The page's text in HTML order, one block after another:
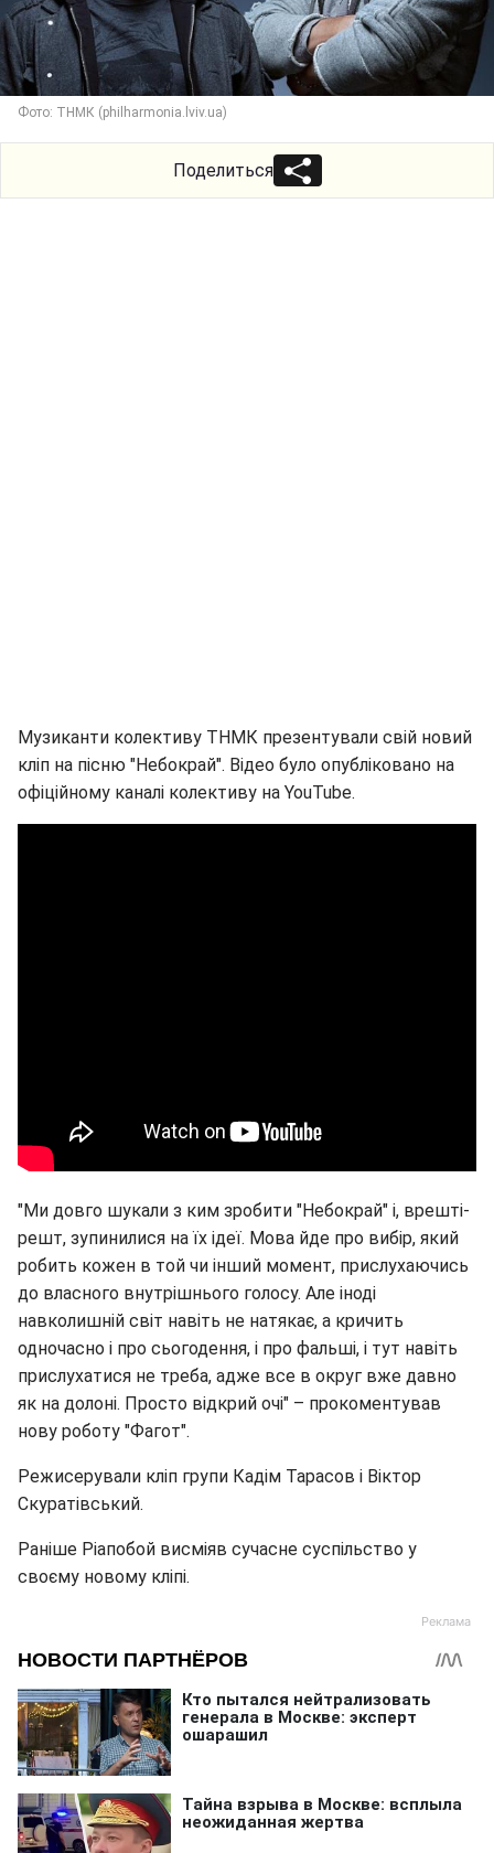
Фото: ТНМК (philharmonia.lviv.ua)
Поделиться
Музиканти колективу ТНМК презентували свій новий
кліп на пісню "Небокрай". Відео було опубліковано на
офіційному каналі колективу на YouTube.
"Ми довго шукали з ким зробити "Небокрай" і, врешті-
решт, зупинилися на їх ідеї. Мова йде про вибір, який
робить кожен в той чи інший момент, прислухаючись
до власного внутрішнього голосу. Але іноді
навколишній світ навіть не натякає, а кричить
одночасно і про сьогодення, і про фальші, і тут навіть
прислухатися не треба, адже все в округ вже давно
як на долоні. Просто відкрий очі" – прокоментував
нову роботу "Фагот".
Режисерували кліп групи Кадім Тарасов і Віктор
Скуратівський.
Раніше Ріапобой висміяв сучасне суспільство у
своєму новому кліпі.